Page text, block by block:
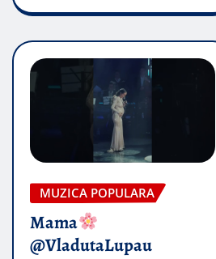
MUZICA POPULARA
Mama
@VladutaLupau